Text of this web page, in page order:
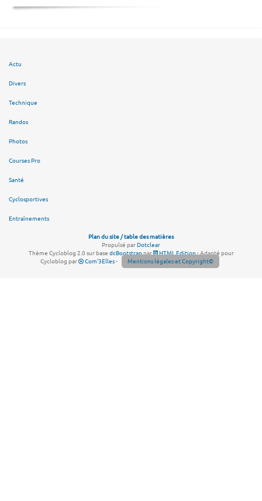
Actu
Divers
Technique
Randos
Photos
Courses Pro
Santé
Cyclosportives
Entraînements
Plan du site / table des matières
Propulsé parDotclear
Thème Cycloblog 2.0 sur base dcBootstrappar HTML Edition- Adapté pour
Cycloblog par
Com'3Elles- Mentions légales et Copyright©